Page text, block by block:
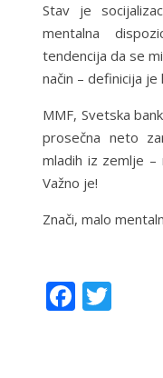
Stav je
mentalna
tendencija da se
način – definicija
MMF, Svetska
prosečna neto
mladih iz zemlje –
Važno je!
Znači, malo
F T